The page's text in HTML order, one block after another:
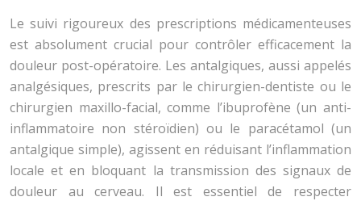
Le suivi rigoureux des prescriptions médicamenteuses
est absolument crucial pour contrôler efficacement la
douleur post-opératoire. Les antalgiques, aussi appelés
analgésiques, prescrits par le chirurgien-dentiste ou le
chirurgien maxillo-facial, comme l’ibuprofène (un anti-
inflammatoire non stéroïdien) ou le paracétamol (un
antalgique simple), agissent en réduisant l’inflammation
locale et en bloquant la transmission des signaux de
douleur au cerveau. Il est essentiel de respecter